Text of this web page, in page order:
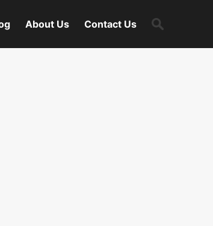
About Us Contact Us
Search
for: